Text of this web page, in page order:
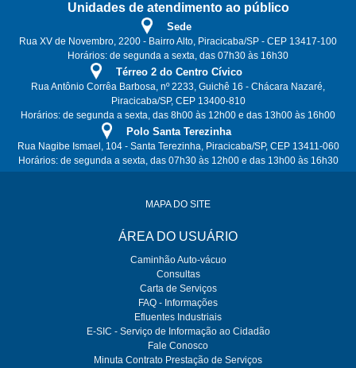
Unidades de atendimento ao público
Sede
Rua XV de Novembro, 2200 - Bairro Alto, Piracicaba/SP - CEP 13417-100
Horários: de segunda a sexta, das 07h30 às 16h30
Térreo 2 do Centro Cívico
Rua Antônio Corrêa Barbosa, nº 2233, Guichê 16 - Chácara Nazaré,
Piracicaba/SP, CEP 13400-810
Horários: de segunda a sexta, das 8h00 às 12h00 e das 13h00 às 16h00
Polo Santa Terezinha
Rua Nagibe Ismael, 104 - Santa Terezinha, Piracicaba/SP, CEP 13411-060
Horários: de segunda a sexta, das 07h30 às 12h00 e das 13h00 às 16h30
MAPA DO SITE
ÁREA DO USUÁRIO
Caminhão Auto-vácuo
Consultas
Carta de Serviços
FAQ - Informações
Efluentes Industriais
E-SIC - Serviço de Informação ao Cidadão
Fale Conosco
Minuta Contrato Prestação de Serviços